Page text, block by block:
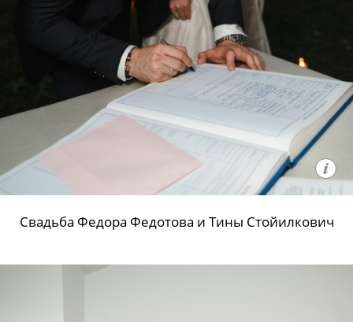
Свадьба Федора Федотова и Тины Стойилкович